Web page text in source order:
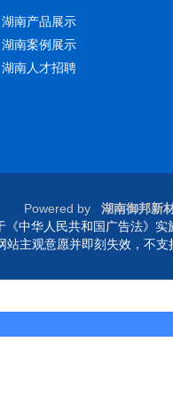
湖南产品展示
湖南案例展示
湖南人才招聘
Powered by
湖南御邦新
中华人民共和国广告法》
站主观意愿并即刻失效，不